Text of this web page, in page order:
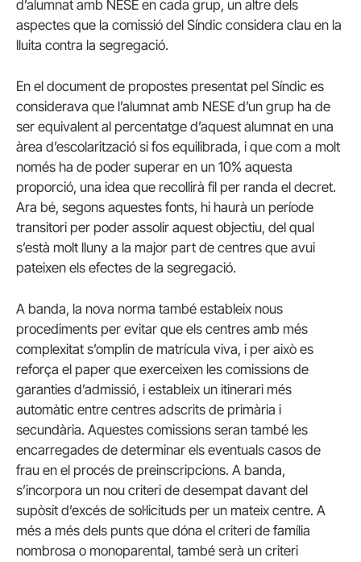
d’alumnat amb NESE en cada grup, un altre dels
aspectes que la comissió del Síndic considera clau en la
lluita contra la segregació.
En el document de propostes presentat pel Síndic es
considerava que l’alumnat amb NESE d’un grup ha de
ser equivalent al percentatge d’aquest alumnat en una
àrea d’escolarització si fos equilibrada, i que com a molt
només ha de poder superar en un 10% aquesta
proporció, una idea que recollirà fil per randa el decret.
Ara bé, segons aquestes fonts, hi haurà un període
transitori per poder assolir aquest objectiu, del qual
s’està molt lluny a la major part de centres que avui
pateixen els efectes de la segregació.
A banda, la nova norma també estableix nous
procediments per evitar que els centres amb més
complexitat s’omplin de matrícula viva, i per això es
reforça el paper que exerceixen les comissions de
garanties d’admissió, i estableix un itinerari més
automàtic entre centres adscrits de primària i
secundària. Aquestes comissions seran també les
encarregades de determinar els eventuals casos de
frau en el procés de preinscripcions. A banda,
s’incorpora un nou criteri de desempat davant del
supòsit d’excés de sol·licituds per un mateix centre. A
més a més dels punts que dóna el criteri de família
nombrosa o monoparental, també serà un criteri